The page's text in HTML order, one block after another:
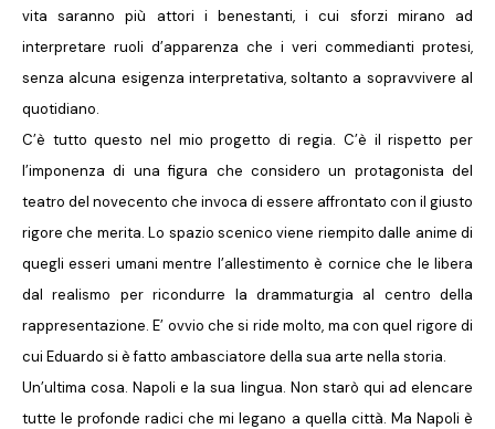
vita saranno più attori i benestanti, i cui sforzi mirano ad
interpretare ruoli d’apparenza che i veri commedianti protesi,
senza alcuna esigenza interpretativa, soltanto a sopravvivere al
quotidiano.
C’è tutto questo nel mio progetto di regia. C’è il rispetto per
l’imponenza di una figura che considero un protagonista del
teatro del novecento che invoca di essere affrontato con il giusto
rigore che merita. Lo spazio scenico viene riempito dalle anime di
quegli esseri umani mentre l’allestimento è cornice che le libera
dal realismo per ricondurre la drammaturgia al centro della
rappresentazione. E’ ovvio che si ride molto, ma con quel rigore di
cui Eduardo si è fatto ambasciatore della sua arte nella storia.
Un’ultima cosa. Napoli e la sua lingua. Non starò qui ad elencare
tutte le profonde radici che mi legano a quella città. Ma Napoli è